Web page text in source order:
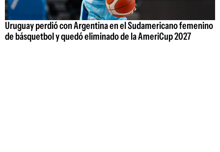
Uruguay perdió con Argentina en el Sudamericano femenino
de básquetbol y quedó eliminado de la AmeriCup 2027